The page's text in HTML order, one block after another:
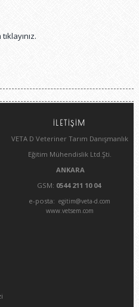
İLETİŞİM
VETA D Veteriner Tarım Danışmanlık
Eğitim Mühendislik Ltd.Şti.
ANKARA
GSM: 0544 211 10 04
e-posta: egitim@veta-d.com
www.vetsem.com